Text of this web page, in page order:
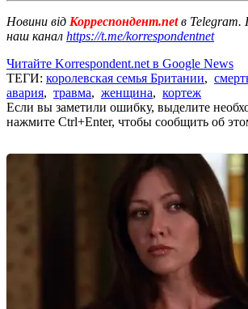
Новини від Корреспондент.netв Telegram.
наш канал https://t.me/korrespondentnet
Читайте Korrespondent.net в Google News
ТЕГИ: королевская семья Британии,
авария, травма, женщина, кортеж
Если вы заметили ошибку, выделите
нажмите Ctrl+Enter, чтобы сообщить об